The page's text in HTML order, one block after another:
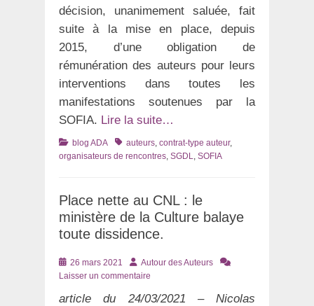
décision, unanimement saluée, fait
suite à la mise en place, depuis
2015, d’une obligation de
rémunération des auteurs pour leurs
interventions dans toutes les
manifestations soutenues par la
SOFIA. Lire la suite…
Catégories
blog ADA Tagsauteurs contrat-type auteur,
organisateurs de rencontres SGDL SOFIA
Place nette au CNL : le
ministère de la Culture balaye
toute dissidence.
Posté
le
26 mars 2021 AuteurAutour des Auteurs
Laisser un commentaire
article du 24/03/2021 – Nicolas